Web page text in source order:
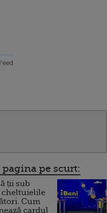
pagina pe scurt:
ții sub
Cum
cardul